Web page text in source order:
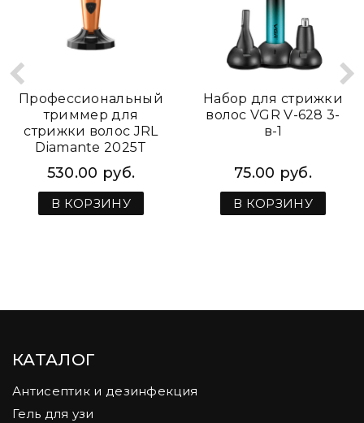
Профессиональный
триммер для
стрижки волос JRL
Diamante 2025T
530.00 руб.
В КОРЗИНУ
Набор для стрижки
волос VGR V-628 3-
в-1
75.00 руб.
В КОРЗИНУ
КАТАЛОГ
Антисептик и дезинфекция
Гель для узи